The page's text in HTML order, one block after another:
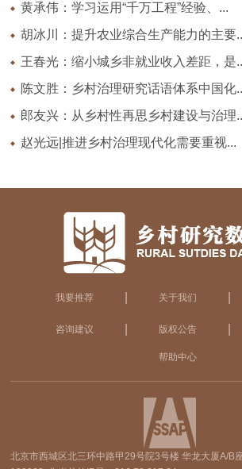
黄承伟：学习运用“千万工程”经验、...
胡冰川：提升农业综合生产能力的主要
王春光：缩小城乡非就业收入差距，是
陈文胜：乡村治理研究话语体系中国化
郎友兴：从乡村性再思乡村建设与治理
赵光远|推进乡村治理现代化需要重视...
我要推荐 关于我们
咨询建议 版权公告
帮助中心
北京市西城区北三环中路甲29号院3号楼 华龙大厦A/B